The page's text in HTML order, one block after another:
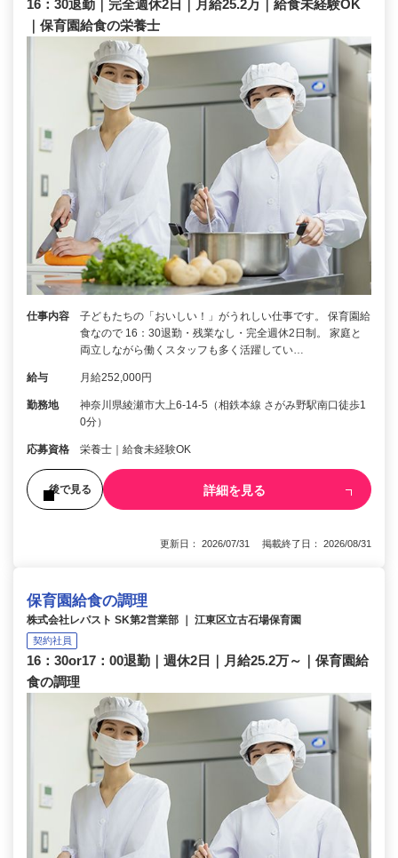
16：30退勤｜完全週休2日｜月給25.2万｜給食未経験OK
｜保育園給食の栄養士
仕事内容
子どもたちの「おいしい！」がうれしい仕事です。 保育園給
食なので 16：30退勤・残業なし・完全週休2日制。 家庭と
両立しながら働くスタッフも多く活躍してい…
給与 月給252,000円
勤務地
神奈川県綾瀬市大上6-14-5（相鉄本線 さがみ野駅南口徒歩1
0分）
応募資格 栄養士｜給食未経験OK
後で見る 詳細を見る
更新日： 2026/07/31 掲載終了日： 2026/08/31
保育園給食の調理
株式会社レパスト SK第2営業部 ｜ 江東区立古石場保育園
契約社員
16：30or17：00退勤｜週休2日｜月給25.2万～｜保育園給
食の調理